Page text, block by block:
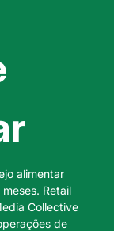
alimentar
Retail
Collective
de